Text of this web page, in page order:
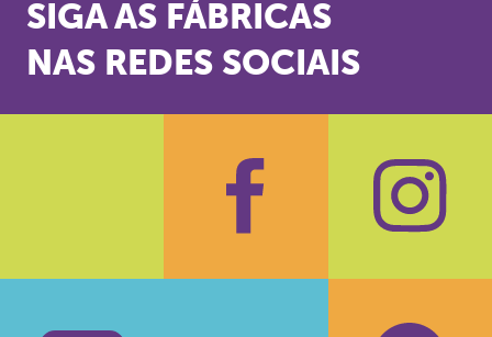
SIGA AS FÁBRICAS
NAS REDES SOCIAIS
Facebook